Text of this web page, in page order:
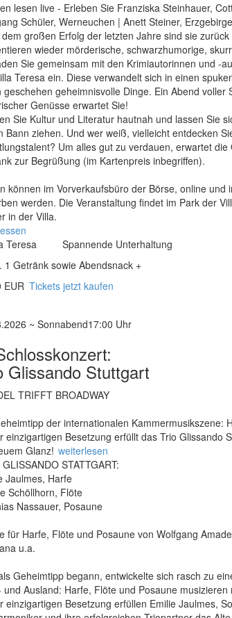
lesen live - Erleben Sie Franziska Steinhauer,
Schüler, Werneuchen | Anett Steiner,
dem großen Erfolg der letzten Jahre sind sie
wieder mörderische, schwarzhumorige,
Sie gemeinsam mit den Krimiautorinnen und -
Teresa ein. Diese verwandelt sich in einen
geschehen geheimnisvolle Dinge. Ein Abend voller
Genüsse erwartet Sie!
Sie Kultur und Literatur hautnah und lassen Sie
Bann ziehen. Und wer weiß, vielleicht entdecken
Um alles gut zu verdauen, erwartet
zur Begrüßung (im Kartenpreis inbegriffen).
können im Vorverkaufsbüro der Börse, online und
werden. Die Veranstaltung findet im Park der
in der Villa.
Teresa
Spannende Unterhaltung
1 Getränk sowie Abendsnack +
EUR Tickets jetzt kaufen
~ Sonnabend17:00 Uhr
Glissando Stuttgart
TRIFFT BROADWAY
der internationalen Kammermusikszene:
einzigartigen Besetzung erfüllt das Trio Glissando
Glanz! weiterlesen
STATTGART:
Jaulmes, Harfe
Schöllhorn, Flöte
Nassauer, Posaune
für Harfe, Flöte und Posaune von Wolfgang
u.a.
Geheimtipp begann, entwickelte sich rasch zu
und Ausland: Harfe, Flöte und Posaune
einzigartigen Besetzung erfüllen Emilie Jaulmes,